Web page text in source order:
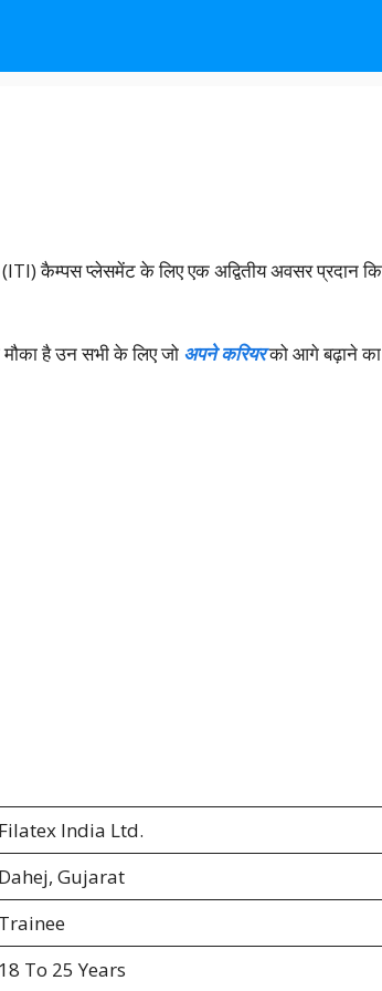
कैम्पस प्लेसमेंट के लिए एक अद्वितीय अवसर प्रदान
है उन सभी के लिए जो अपने करियरको आगे बढ़ाने
Filatex India Ltd.
Dahej, Gujarat
Trainee
18 To 25 Years